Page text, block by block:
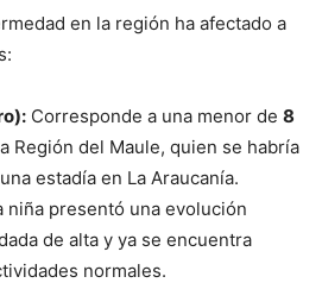
en la región ha afectado a
Corresponde a una menor de 8
Región del Maule, quien se habría
estadía en La Araucanía.
niña presentó una evolución
de alta y ya se encuentra
normales.